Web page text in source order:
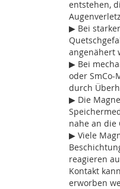
entstehen,
▶ Bei
angenähert
▶ Bei
oder SmCo-
durch
▶ Die
nahe an die
▶ Viele
reagieren
Kontakt
erworben